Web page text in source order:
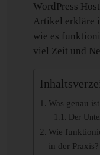
WordPress
Artikel erkläre
wie es
viel Zeit und
Was genau
Der
Wie
in der Praxis?